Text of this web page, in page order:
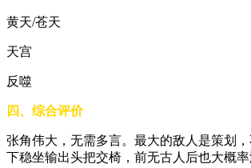
黄天/苍天
天宫
反噬
四、综合评价
张角伟大，无需多言。最大的敌人是策划
下稳坐输出头把交椅，前无古人后也大概率